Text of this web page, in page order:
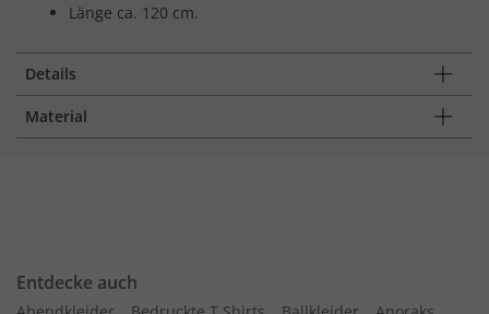
Länge ca. 120 cm.
Details
Material
Entdecke auch